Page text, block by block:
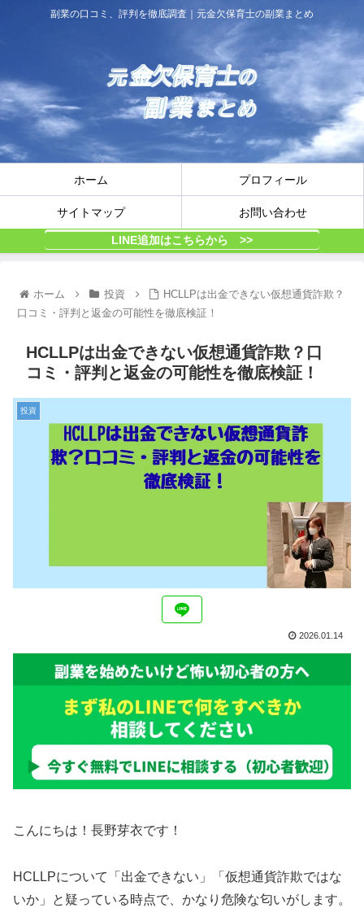
副業の口コミ、評判を徹底調査｜元金欠保育士の副業まとめ
ホーム プロフィール
サイトマップ お問い合わせ
LINE追加はこちらから >>
ホーム 投資
HCLLPは出金できない仮想通貨詐欺？
口コミ・評判と返金の可能性を徹底検証！
HCLLPは出金できない仮想通貨詐欺？口
コミ・評判と返金の可能性を徹底検証！
投資
2026.01.14
こんにちは！長野芽衣です！
HCLLPについて「出金できない」「仮想通貨詐欺ではな
いか」と疑っている時点で、かなり危険な匂いがします。